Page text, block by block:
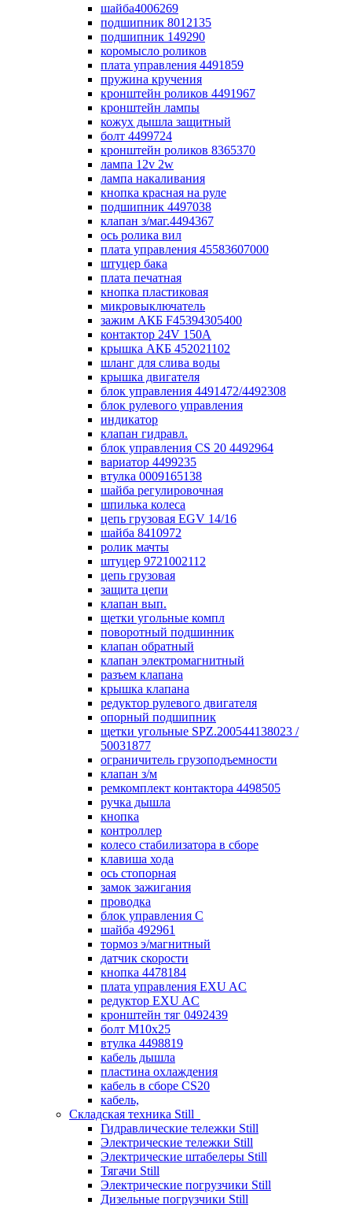
шайба4006269
подшипник 8012135
подшипник 149290
коромысло роликов
плата управления 4491859
пружина кручения
кронштейн роликов 4491967
кронштейн лампы
кожух дышла защитный
болт 4499724
кронштейн роликов 8365370
лампа 12v 2w
лампа накаливания
кнопка красная на руле
подшипник 4497038
клапан з/маг.4494367
ось ролика вил
плата управления 45583607000
штуцер бака
плата печатная
кнопка пластиковая
микровыключатель
зажим АКБ F45394305400
контактор 24V 150A
крышка АКБ 452021102
шланг для слива воды
крышка двигателя
блок управления 4491472/4492308
блок рулевого управления
индикатор
клапан гидравл.
блок управления СS 20 4492964
вариатор 4499235
втулка 0009165138
шайба регулировочная
шпилька колеса
цепь грузовая EGV 14/16
шайба 8410972
ролик мачты
штуцер 9721002112
цепь грузовая
защита цепи
клапан вып.
щетки угольные компл
поворотный подшинник
клапан обратный
клапан электромагнитный
разъем клапана
крышка клапана
редуктор рулевого двигателя
опорный подшипник
щетки угольные SPZ.200544138023 /
50031877
ограничитель грузоподъемности
клапан з/м
ремкомплект контактора 4498505
ручка дышла
кнопка
контроллер
колесо стабилизатора в сборе
клавиша хода
ось стопорная
замок зажигания
проводка
блок управления С
шайба 492961
тормоз э/магнитный
датчик скорости
кнопка 4478184
плата управления EXU AC
редуктор EXU AC
кронштейн тяг 0492439
болт М10х25
втулка 4498819
кабель дышла
пластина охлаждения
кабель в сборе CS20
кабель,
Складская техника Still
Гидравлические тележки Still
Электрические тележки Still
Электрические штабелеры Still
Тягачи Still
Электрические погрузчики Still
Дизельные погрузчики Still